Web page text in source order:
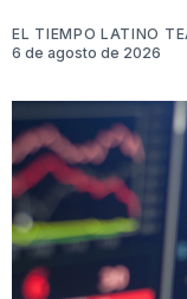
EL TIEMPO LATINO
6 de agosto de 2026